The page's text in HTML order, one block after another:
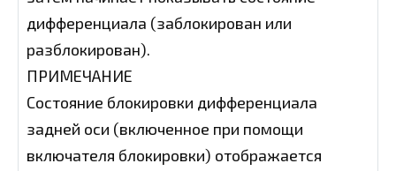
дифференциала (заблокирован или
разблокирован).
ПРИМЕЧАНИЕ
Состояние блокировки дифференциала
задней оси (включенное при помощи
включателя блокировки) отображается